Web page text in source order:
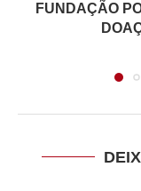
FUNDAÇÃO